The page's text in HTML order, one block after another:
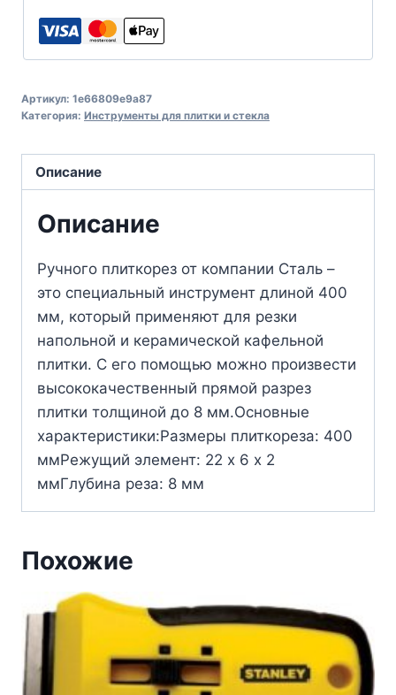
Артикул: 1e66809e9a87
Категория: Инструменты для плитки и стекла
Описание
Описание
Ручного плиткорез от компании Сталь –
это специальный инструмент длиной 400
мм, который применяют для резки
напольной и керамической кафельной
плитки. С его помощью можно произвести
высококачественный прямой разрез
плитки толщиной до 8 мм.Основные
характеристики:Размеры плиткореза: 400
ммРежущий элемент: 22 х 6 х 2
ммГлубина реза: 8 мм
Похожие